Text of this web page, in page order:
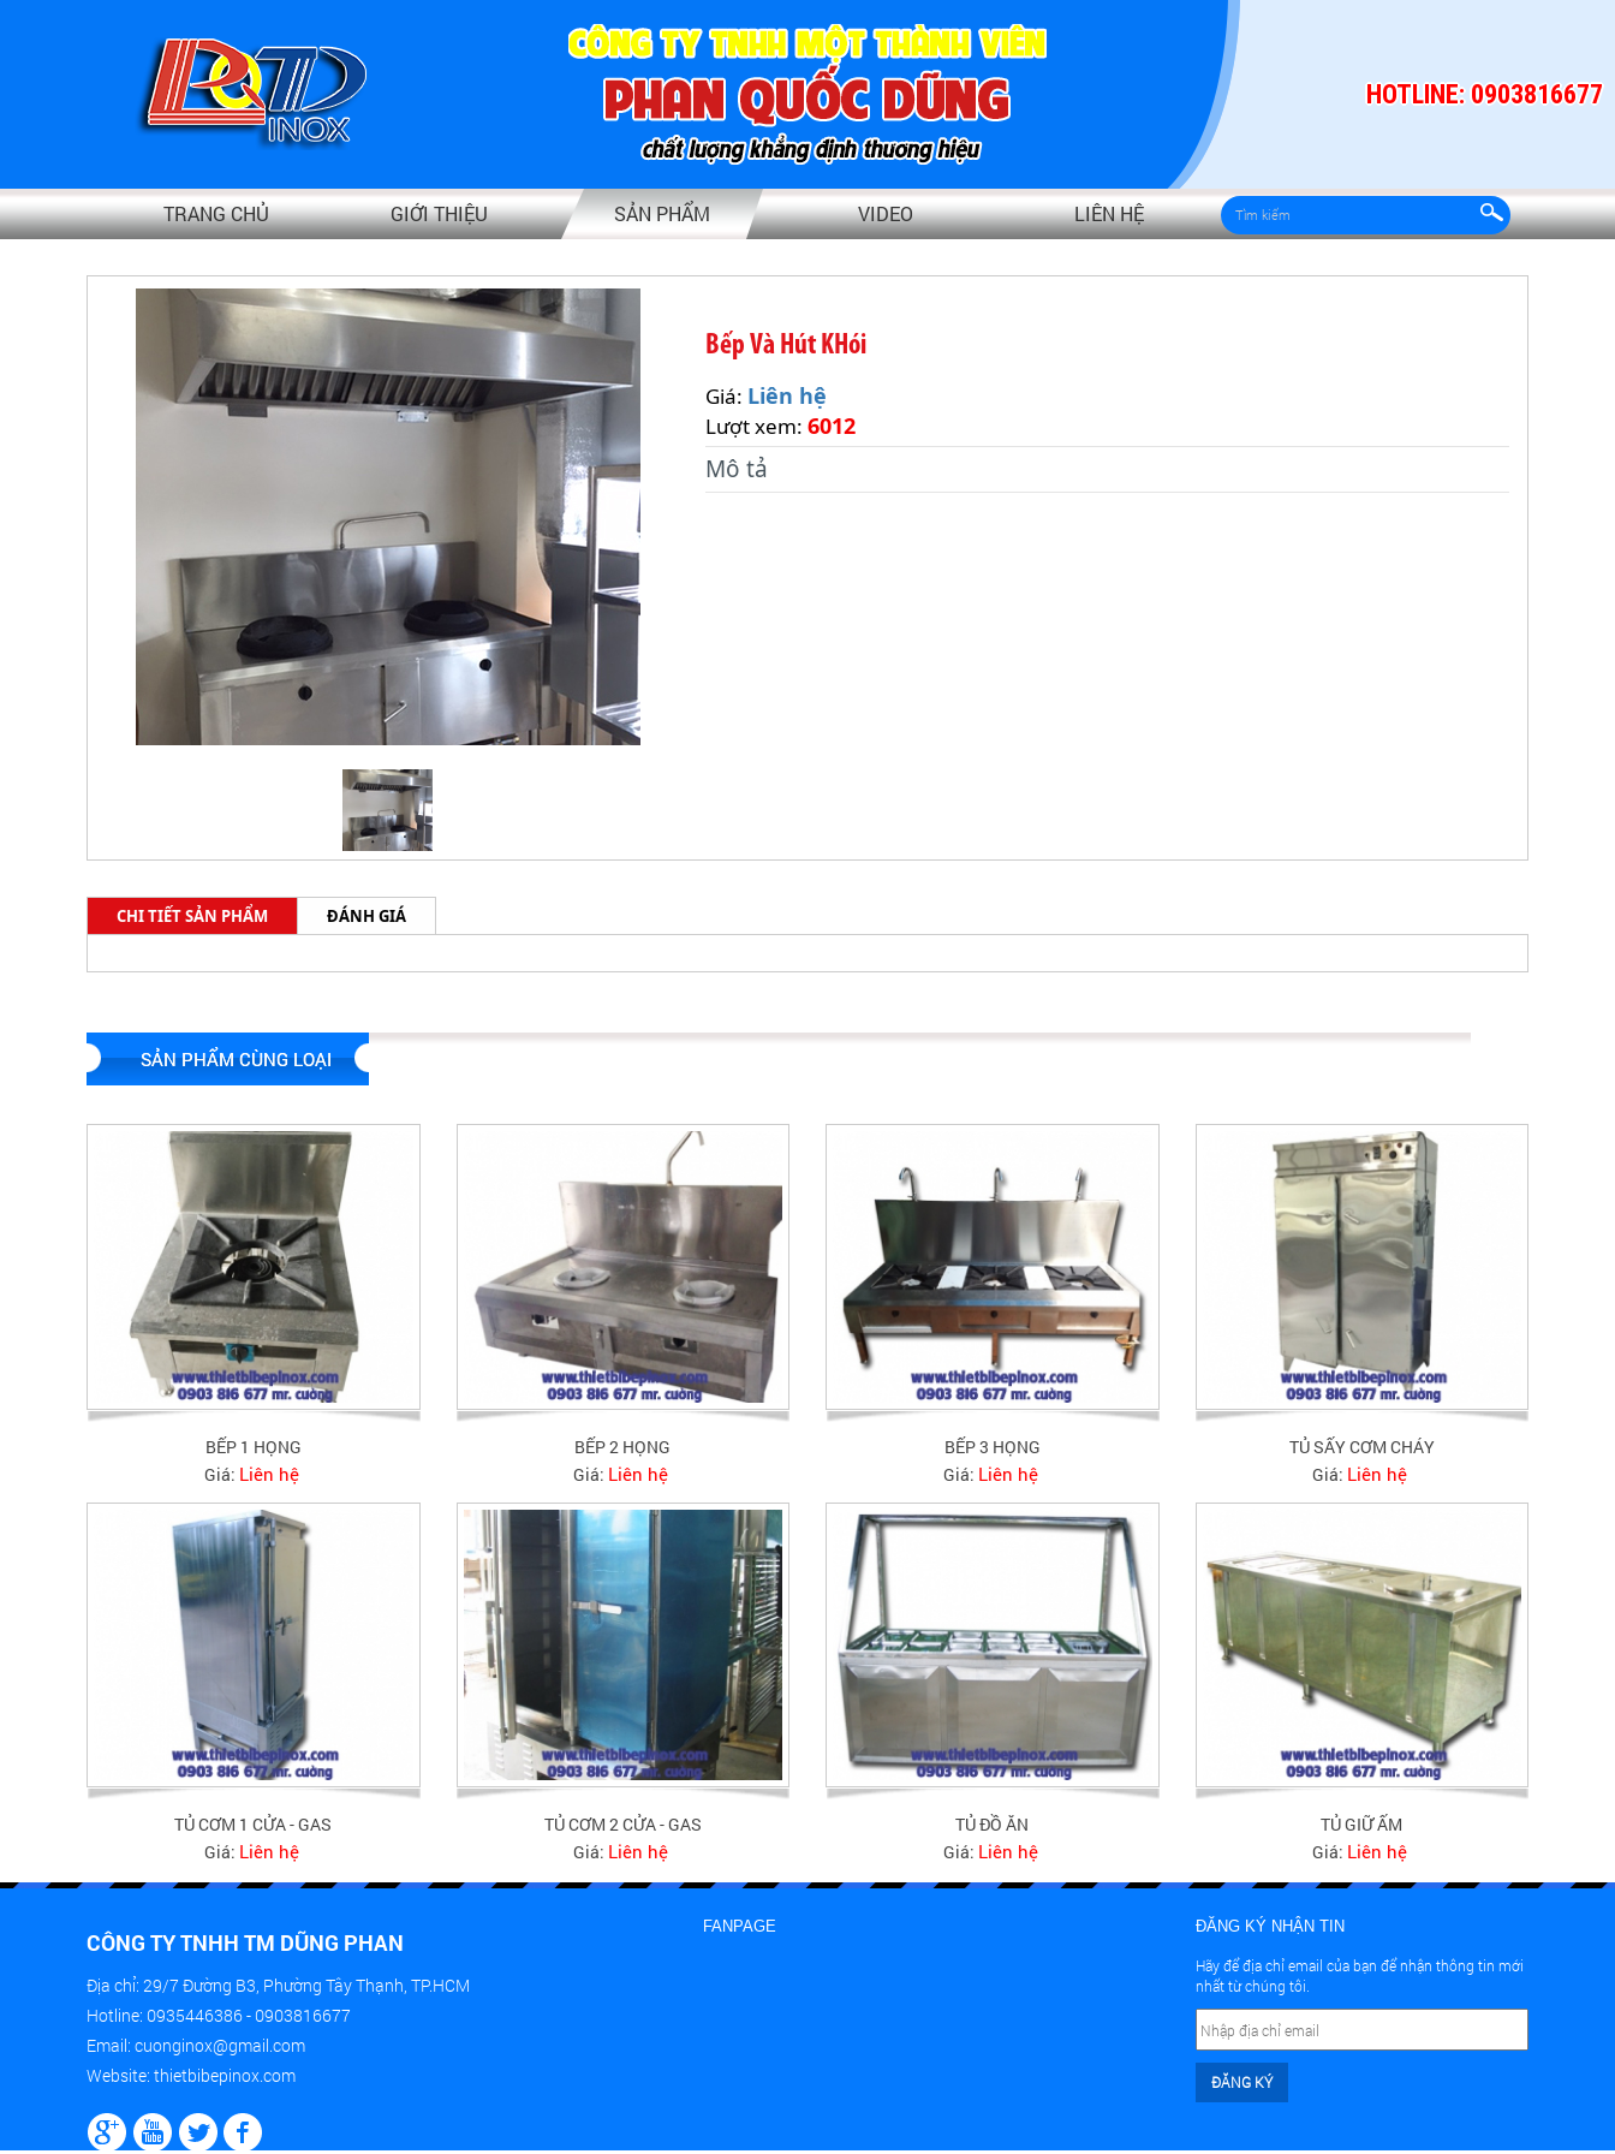
HOTLINE: 0903816677
TRANG CHỦ GIỚI THIỆU SẢN PHẨM VIDEO LIÊN HỆ
Bếp Và Hút KHói
Giá: Liên hệ
Lượt xem:6012
Mô tả
CHI TIẾT SẢN PHẨM ĐÁNH GIÁ
SẢN PHẨM CÙNG LOẠI
BẾP 1 HỌNG
Giá: Liên hệ
BẾP 2 HỌNG
Giá: Liên hệ
BẾP 3 HỌNG
Giá: Liên hệ
TỦ SẤY CƠM CHÁY
Giá: Liên hệ
TỦ CƠM 1 CỬA - GAS
Giá: Liên hệ
TỦ CƠM 2 CỬA - GAS
Giá: Liên hệ
TỦ ĐỒ ĂN
Giá: Liên hệ
TỦ GIỮ ẤM
Giá: Liên hệ
CÔNG TY TNHH TM DŨNG PHAN
Địa chỉ: 29/7 Đường B3, Phường Tây Thạnh, TP.HCM
Hotline: 0935446386 - 0903816677
Email: cuonginox@gmail.com
Website: thietbibepinox.com
FANPAGE ĐĂNG KÝ NHẬN TIN
Hãy để địa chỉ email của bạn để nhận thông tin mới
nhất từ chúng tôi.
ĐĂNG KÝ